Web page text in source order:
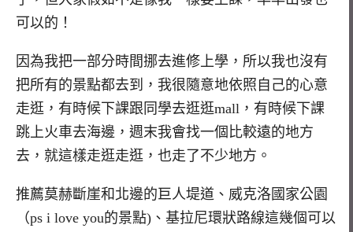
可以的！
因為我把一部分時間挪去進修上學，所以我也沒有
把所有的景點都去到，我很隨意地依照自己的心意
走逛，有時候下課跟同學去逛逛mall，有時候下課
跳上火車去海邊，週末我會找一個比較遠的地方
去，就這樣走逛走逛，也走了不少地方。
推薦莫赫斷崖和北邊的巨人堤道、威克洛國家公園
（ps i love you的景點)、基拉尼環狀路線這幾個可以